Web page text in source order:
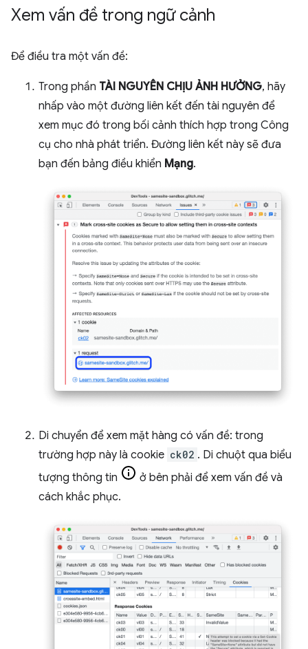
Xem vấn đề trong ngữ cảnh
Để điều tra một vấn đề:
Trong phần TÀI NGUYÊN CHỊU ẢNH HƯỞNG, hãy
nhấp vào một đường liên kết đến tài nguyên để
xem mục đó trong bối cảnh thích hợp trong Công
cụ cho nhà phát triển. Đường liên kết này sẽ đưa
bạn đến bảng điều khiển Mạng.
Di chuyển để xem mặt hàng có vấn đề: trong
trường hợp này là cookie ck02 . Di chuột qua biểu
tượng thông tin
ở bên phải để xem vấn đề và
cách khắc phục.